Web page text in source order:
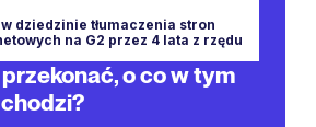
dziedzinie tłumaczenia stron
na G2 przez 4 lata z rzędu
o co w tym